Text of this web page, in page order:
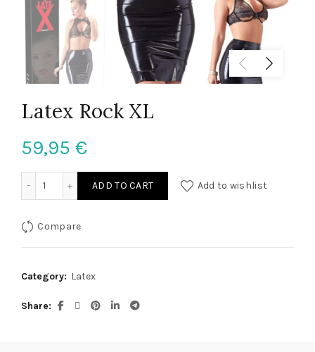
Latex Rock XL
59,95 €
ADD TO CART Add to wishlist
Compare
Category: Latex
Share